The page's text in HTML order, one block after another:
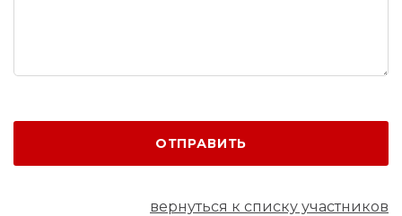
ОТПРАВИТЬ
вернуться к списку участников